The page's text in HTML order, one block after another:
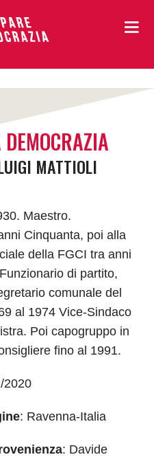
MATTIOLI
Maestro.
Cinquanta, poi alla
della FGCI tra anni
di partito,
comunale del
al 1974 Vice-Sindaco
Poi capogruppo in
fino al 1991.
2020
: Ravenna-Italia
: Davide